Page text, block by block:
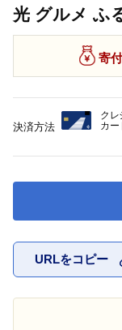
光 グルメ ふ
寄
URLをコピー
決済方法
クレ
カー